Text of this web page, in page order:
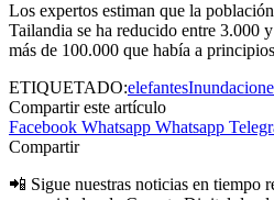
Los expertos estiman que la
Tailandia se ha reducido entre 3.000
más de 100.000 que había a
ETIQUETADO:elefantes
Compartir este artículo
Facebook Whatsapp Whatsapp
Compartir
📲 Sigue nuestras noticias en tiempo